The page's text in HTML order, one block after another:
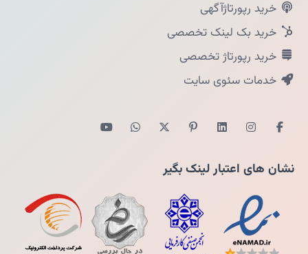
خرید رپورتاژآگهی
خرید بک لینک تخصصی
خرید رپورتاژ تخصصی
خدمات سئوی سایت
نشان های اعتبار لینک بگیر